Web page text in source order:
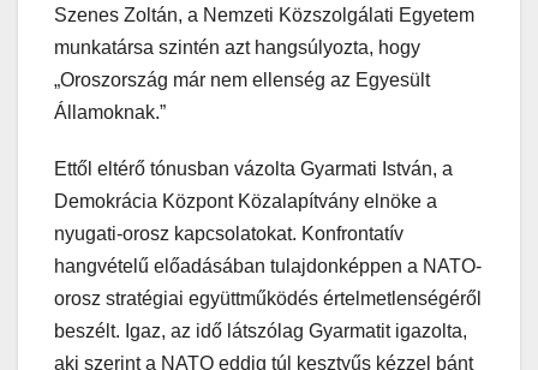
Szenes Zoltán, a Nemzeti Közszolgálati Egyetem
munkatársa szintén azt hangsúlyozta, hogy
„Oroszország már nem ellenség az Egyesült
Államoknak.”
Ettől eltérő tónusban vázolta Gyarmati István, a
Demokrácia Központ Közalapítvány elnöke a
nyugati-orosz kapcsolatokat. Konfrontatív
hangvételű előadásában tulajdonképpen a NATO-
orosz stratégiai együttműködés értelmetlenségéről
beszélt. Igaz, az idő látszólag Gyarmatit igazolta,
aki szerint a NATO eddig túl kesztyűs kézzel bánt